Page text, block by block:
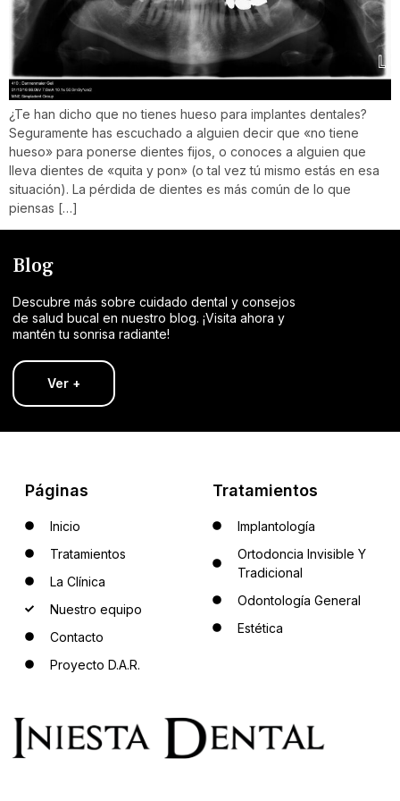
¿Te han dicho que no tienes hueso para implantes dentales?
Seguramente has escuchado a alguien decir que «no tiene
hueso» para ponerse dientes fijos, o conoces a alguien que
lleva dientes de «quita y pon» (o tal vez tú mismo estás en esa
situación). La pérdida de dientes es más común de lo que
piensas […]
Blog
Descubre más sobre cuidado dental y consejos
de salud bucal en nuestro blog. ¡Visita ahora y
mantén tu sonrisa radiante!
Ver +
Tratamientos
Implantología
Ortodoncia Invisible Y
Tradicional
Odontología General
Estética
Páginas
Inicio
Tratamientos
La Clínica
Nuestro equipo
Contacto
Proyecto D.A.R.